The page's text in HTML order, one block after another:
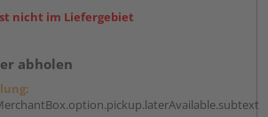
nicht im Liefergebiet
abholen